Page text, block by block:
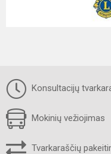
Konsultacijų
Mokinių vežiojimas
Tvarkaraščių